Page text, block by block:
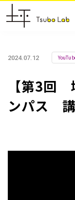
2024.07.12
【第3回
ンパス 講